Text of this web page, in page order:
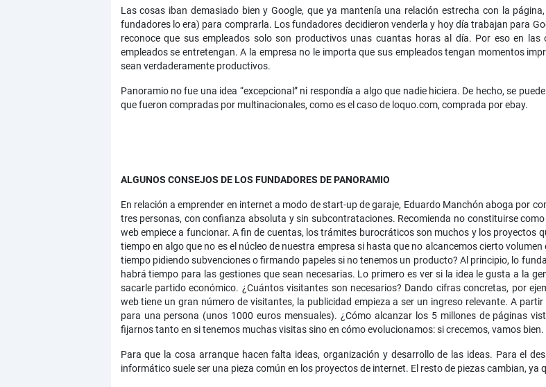
Las cosas iban demasiado bien y Google, que ya mantenía una relación estrecha con la
fundadores lo era) para comprarla. Los fundadores decidieron venderla y hoy día trabajan para
reconoce que sus empleados solo son productivos unas cuantas horas al día. Por eso en
empleados se entretengan. A la empresa no le importa que sus empleados tengan momentos
sean verdaderamente productivos.
Panoramio no fue una idea “excepcional” ni respondía a algo que nadie hiciera. De hecho, se
que fueron compradas por multinacionales, como es el caso de loquo.com, comprada por ebay.
ALGUNOS CONSEJOS DE LOS FUNDADORES DE PANORAMIO
En relación a emprender en internet a modo de start-up de garaje, Eduardo Manchón aboga por
tres personas, con confianza absoluta y sin subcontrataciones. Recomienda no constituirse
web empiece a funcionar. A fin de cuentas, los trámites burocráticos son muchos y los proyectos
tiempo en algo que no es el núcleo de nuestra empresa si hasta que no alcancemos cierto
tiempo pidiendo subvenciones o firmando papeles si no tenemos un producto? Al principio, lo
habrá tiempo para las gestiones que sean necesarias. Lo primero es ver si la idea le gusta a la
sacarle partido económico. ¿Cuántos visitantes son necesarios? Dando cifras concretas, por
web tiene un gran número de visitantes, la publicidad empieza a ser un ingreso relevante. A
para una persona (unos 1000 euros mensuales). ¿Cómo alcanzar los 5 millones de páginas
fijarnos tanto en si tenemos muchas visitas sino en cómo evolucionamos: si crecemos, vamos bien.
Para que la cosa arranque hacen falta ideas, organización y desarrollo de las ideas. Para el
informático suele ser una pieza común en los proyectos de internet. El resto de piezas cambian, ya